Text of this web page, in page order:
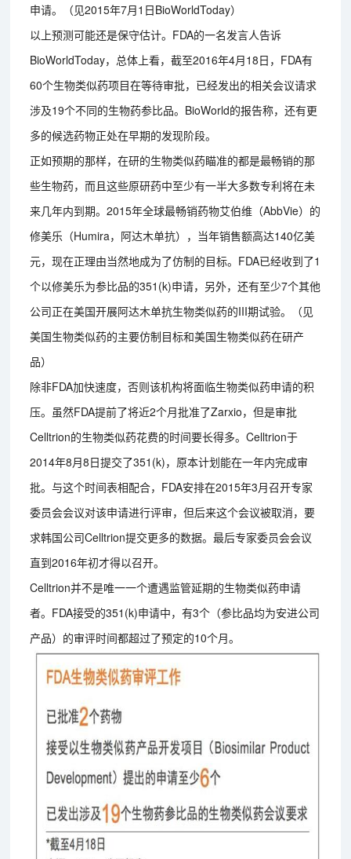
申请。（见2015年7月1日BioWorldToday）
以上预测可能还是保守估计。FDA的一名发言人告诉
BioWorldToday，总体上看，截至2016年4月18日，FDA有
60个生物类似药项目在等待审批，已经发出的相关会议请求
涉及19个不同的生物药参比品。BioWorld的报告称，还有更
多的候选药物正处在早期的发现阶段。
正如预期的那样，在研的生物类似药瞄准的都是最畅销的那
些生物药，而且这些原研药中至少有一半大多数专利将在未
来几年内到期。2015年全球最畅销药物艾伯维（AbbVie）的
修美乐（Humira，阿达木单抗），当年销售额高达140亿美
元，现在正理由当然地成为了仿制的目标。FDA已经收到了1
个以修美乐为参比品的351(k)申请，另外，还有至少7个其他
公司正在美国开展阿达木单抗生物类似药的III期试验。（见
美国生物类似药的主要仿制目标和美国生物类似药在研产
品）
除非FDA加快速度，否则该机构将面临生物类似药申请的积
压。虽然FDA提前了将近2个月批准了Zarxio，但是审批
Celltrion的生物类似药花费的时间要长得多。Celltrion于
2014年8月8日提交了351(k)，原本计划能在一年内完成审
批。与这个时间表相配合，FDA安排在2015年3月召开专家
委员会会议对该申请进行评审，但后来这个会议被取消，要
求韩国公司Celltrion提交更多的数据。最后专家委员会会议
直到2016年初才得以召开。
Celltrion并不是唯一一个遭遇监管延期的生物类似药申请
者。FDA接受的351(k)申请中，有3个（参比品均为安进公司
产品）的审评时间都超过了预定的10个月。